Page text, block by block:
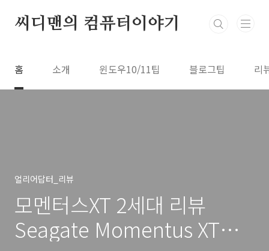
씨디맨의 컴퓨터이야기
홈 소개 윈도우10/11팁 블로그팁 리
얼리어답터_리뷰
모멘터스XT 2세대 리뷰
Seagate Momentus XT